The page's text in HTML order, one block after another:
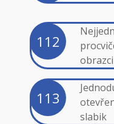
112
obrazci
113
slabik